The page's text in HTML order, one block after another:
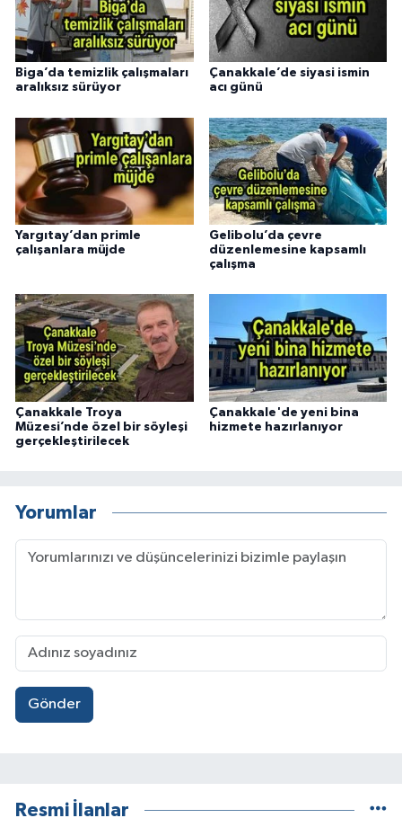
Biga’da temizlik çalışmaları
aralıksız sürüyor
Çanakkale’de siyasi ismin
acı günü
Yargıtay’dan primle
çalışanlara müjde
Gelibolu’da çevre
düzenlemesine kapsamlı
çalışma
Çanakkale Troya
Müzesi’nde özel bir söyleşi
gerçekleştirilecek
Çanakkale'de yeni bina
hizmete hazırlanıyor
Yorumlar
Gönder
Resmi İlanlar